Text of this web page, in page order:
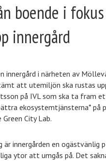
boende i
innergård
innergård i närheten av
att utemiljön ska rustas
på IVL som ska ta fram
ekosystemtjänsterna* på
Green City Lab.
är innergården en ogästvänlig
ytor att umgås på. Det